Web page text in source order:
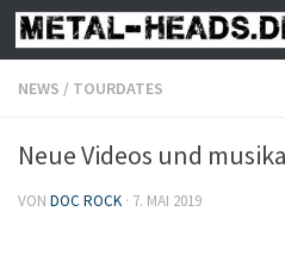
Zum Inhalt springen
NEWS / TOURDATES
Neue Videos und
VON DOC ROCK · 7. MAI 2019